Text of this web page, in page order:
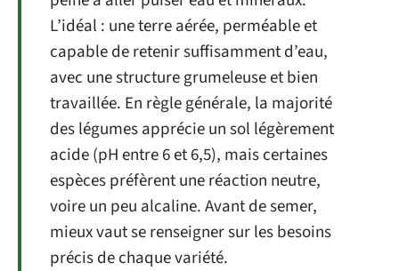
L’idéal : une terre aérée, perméable et
capable de retenir suffisamment d’eau,
avec une structure grumeleuse et bien
travaillée. En règle générale, la majorité
des légumes apprécie un sol légèrement
acide (pH entre 6 et 6,5), mais certaines
espèces préfèrent une réaction neutre,
voire un peu alcaline. Avant de semer,
mieux vaut se renseigner sur les besoins
précis de chaque variété.